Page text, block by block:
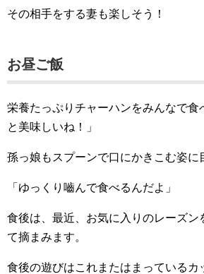
その相手をする妻も楽しそう！
お昼ご飯
栄養たっぷりチャーハンをみんなで食
と美味しいね！」
孫っ娘もスプーンで口にかきこむ姿に
「ゆっくり嚙んで食べるんだよ」
食後は、最近、お気に入りのレーズン
て摘まみます。
食後の遊びはこれまたはまっているカ